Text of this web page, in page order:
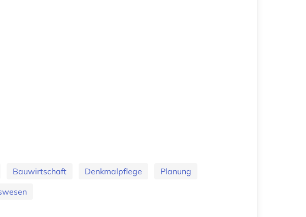
Bauwirtschaft Denkmalpflege
Planung